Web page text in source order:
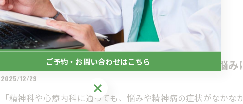
切にする…
カウンセリングが精神科や心療内科で治せない悩
2025/12/29
「精神科や心療内科に通っても、悩みや精神病の症状がなか
ご予約・お問い合わせはこちら
ご予約・お問い合わせはこちら